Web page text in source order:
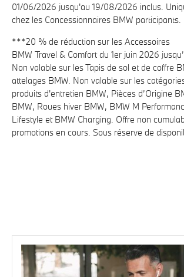
01/06/2026 jusqu'au 19/08/2026 inclus.
chez les Concessionnaires BMW participants.
***20 % de réduction sur les Accessoires
BMW Travel & Comfort du 1er juin 2026
Non valable sur les Tapis de sol et de coffre
attelages BMW. Non valable sur les
produits d'entretien BMW, Pièces d’Origine
BMW, Roues hiver BMW, BMW M
Lifestyle et BMW Charging. Offre non
promotions en cours. Sous réserve de